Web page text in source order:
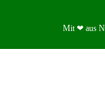
Mit ❤ aus